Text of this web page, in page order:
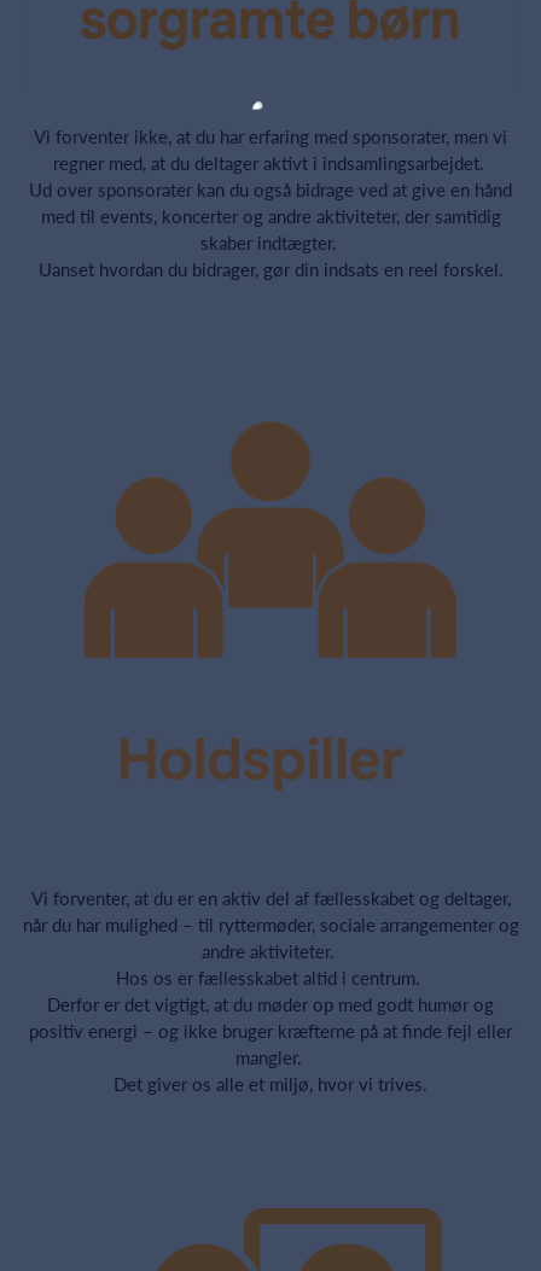
Vi forventer ikke, at du har erfaring med sponsorater, men vi
regner med, at du deltager aktivt i indsamlingsarbejdet.
Ud over sponsorater kan du også bidrage ved at give en hånd
med til events, koncerter og andre aktiviteter, der samtidig
skaber indtægter.
Uanset hvordan du bidrager, gør din indsats en reel forskel.
Vi forventer, at du er en aktiv del af fællesskabet og deltager,
når du har mulighed – til ryttermøder, sociale arrangementer og
andre aktiviteter.
Hos os er fællesskabet altid i centrum.
Derfor er det vigtigt, at du møder op med godt humør og
positiv energi – og ikke bruger kræfterne på at finde fejl eller
mangler.
Det giver os alle et miljø, hvor vi trives.